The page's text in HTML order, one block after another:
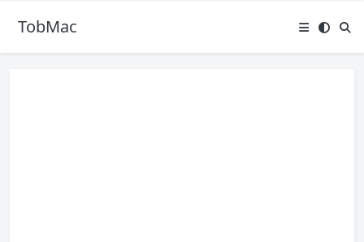
TobMac